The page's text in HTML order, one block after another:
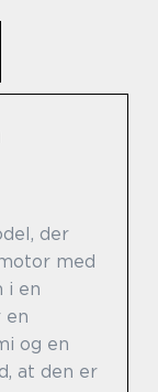
der
med
i en
en
og en
at den er